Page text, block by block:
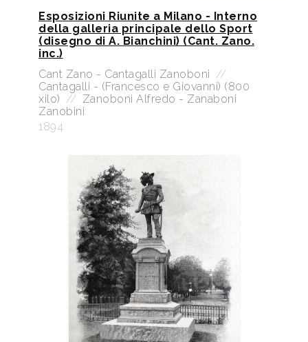
Esposizioni Riunite a Milano - Interno
della galleria principale dello Sport
(disegno di A. Bianchini) (Cant. Zano.
inc.)
Cant Zano - Cantagalli Zanoboni //
Cantagalli - (Francesco e Giovanni) (800
xilo) // Zanoboni Alfredo - Zanaboni
Zanobini
1894